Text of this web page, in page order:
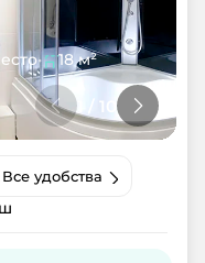
• 18 м²
/ 10
Все удобства